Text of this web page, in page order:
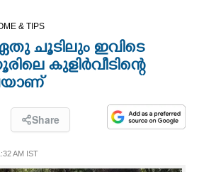
& TIPS
ചൂടിലും ഇവിടെ
കുളിർവീടിന്റെ
Share
AM IST